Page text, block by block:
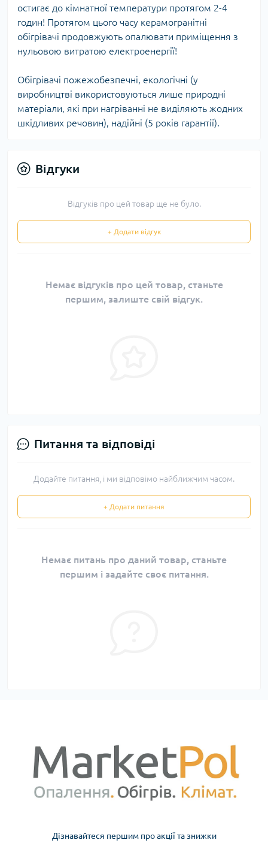
остигає до кімнатної температури протягом 2-4
годин! Протягом цього часу керамогранітні
обігрівачі продовжують опалювати приміщення з
нульовою витратою електроенергії!
Обігрівачі пожежобезпечні, екологічні (у
виробництві використовуються лише природні
матеріали, які при нагріванні не виділяють жодних
шкідливих речовин), надійні (5 років гарантії).
Відгуки
Відгуків про цей товар ще не було.
+ Додати відгук
Немає відгуків про цей товар, станьте
першим, залиште свій відгук.
Питання та відповіді
Додайте питання, і ми відповімо найближчим часом.
+ Додати питання
Немає питань про даний товар, станьте
першим і задайте своє питання.
Дізнавайтеся першим про акції та знижки